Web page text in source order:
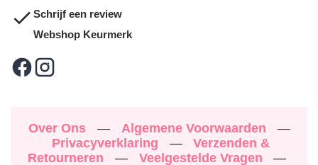
Schrijf een review
Webshop Keurmerk
Over Ons — Algemene Voorwaarden
—
Privacyverklaring
—
Verzenden &
Retourneren
— Veelgestelde Vragen —